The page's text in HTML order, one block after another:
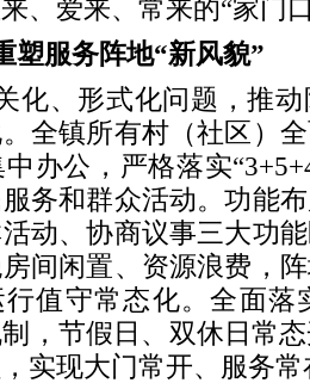
、爱来、常来的“家门
塑服务阵地“新风貌”
化、形式化问题，推
全镇所有村（社区）
办公，严格落实
务和群众活动。功能
动、协商议事三大功
间闲置、资源浪费，
行值守常态化。全面落
，节假日、双休日常
实现大门常开、服务